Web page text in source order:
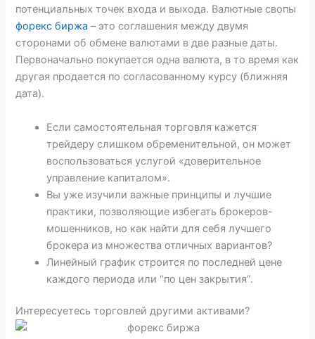
потенциальных точек входа и выхода. Валютные свопы
форекс биржа – это соглашения между двумя
сторонами об обмене валютами в две разные даты.
Первоначально покупается одна валюта, в то время как
другая продается по согласованному курсу (ближняя
дата).
Если самостоятельная торговля кажется
трейдеру слишком обременительной, он может
воспользоваться услугой «доверительное
управление капиталом».
Вы уже изучили важные принципы и лучшие
практики, позволяющие избегать брокеров-
мошенников, но как найти для себя лучшего
брокера из множества отличных вариантов?
Линейный график строится по последней цене
каждого периода или “по цен закрытия”.
Интересуетесь торговлей другими активами?